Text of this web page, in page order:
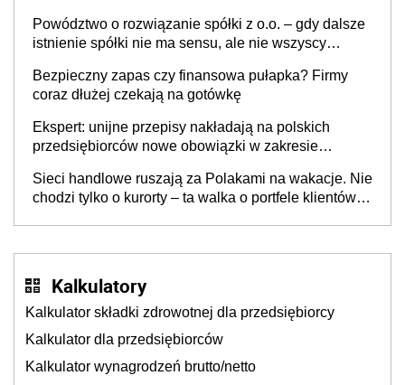
Powództwo o rozwiązanie spółki z o.o. – gdy dalsze
istnienie spółki nie ma sensu, ale nie wszyscy
Bezpieczny zapas czy finansowa pułapka? Firmy
coraz dłużej czekają na gotówkę
Ekspert: unijne przepisy nakładają na polskich
przedsiębiorców nowe obowiązki w zakresie
Sieci handlowe ruszają za Polakami na wakacje. Nie
chodzi tylko o kurorty – ta walka o portfele klientów
Kalkulatory
Kalkulator składki zdrowotnej dla przedsiębiorcy
Kalkulator dla przedsiębiorców
Kalkulator wynagrodzeń brutto/netto